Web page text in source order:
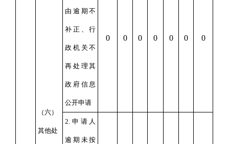
（六）
其他处
由逾期不
补正、行
政机关不
再处理其
政府信息
公开申请
0 0 0 0 0 0 0
2. 申请人
逾期未按